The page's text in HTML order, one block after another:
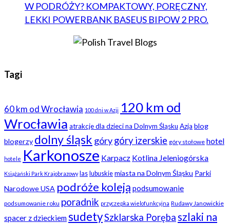
W PODRÓŻY? KOMPAKTOWY, PORĘCZNY,
LEKKI POWERBANK BASEUS BIPOW 2 PRO.
Tagi
60 km od Wrocławia 100 dni w Azji 120 km od
Wrocławia atrakcje dla dzieci na Dolnym Śląsku Azja blog
blogerzy dolny śląsk górygóry izerskie góry stołowe hotel
hotele Karkonosze Karpacz Kotlina Jeleniogórska
Książański Park Krajobrazowy las lubuskie miasta na Dolnym Śląsku Parki
Narodowe USA podróże koleją podsumowanie
podsumowanie roku poradnik przyczepka wielofunkcyjna Rudawy Janowickie
spacer z dzieckiemsudetySzklarska Poręba szlaki na